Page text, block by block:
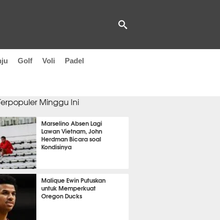
Golf Voli Padel
Minggu Ini
Marselino Absen Lagi
Lawan Vietnam, John
Herdman Bicara soal
Kondisinya
Malique Ewin Putuskan
untuk Memperkuat
Oregon Ducks